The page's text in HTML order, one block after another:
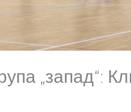
„запад“: